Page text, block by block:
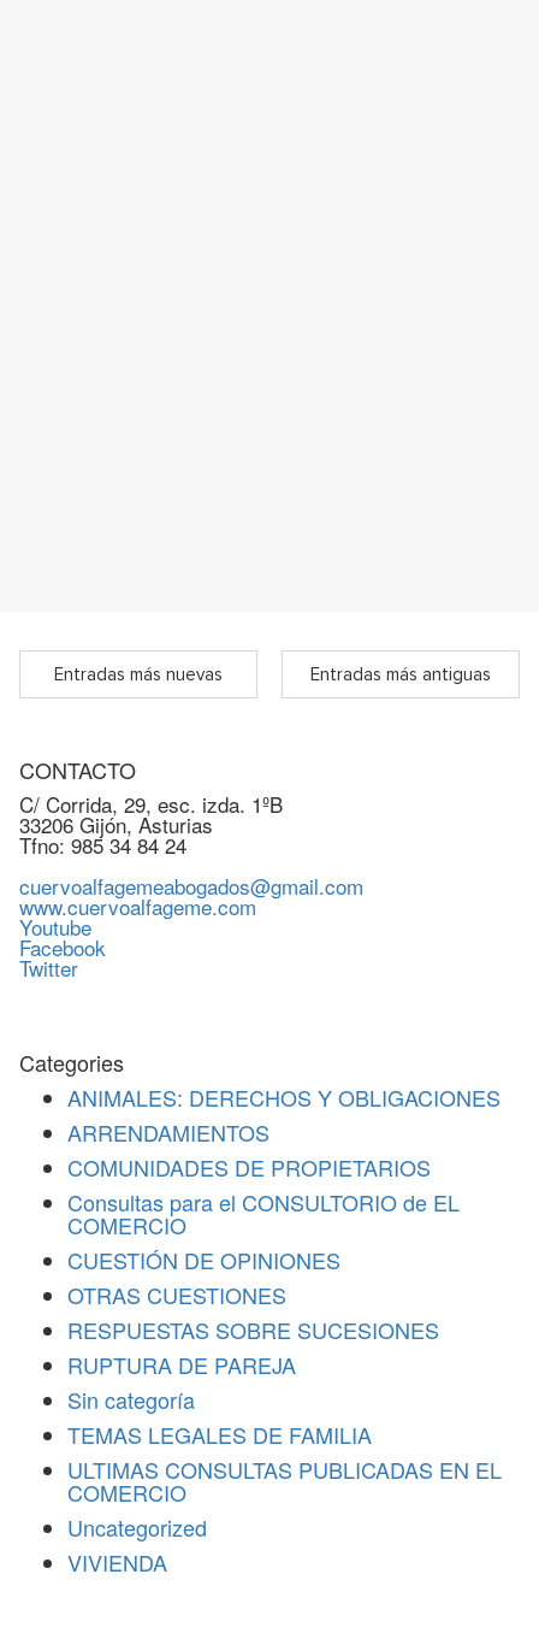
Entradas más nuevas Entradas más antiguas
CONTACTO
C/ Corrida, 29, esc. izda. 1ºB
33206 Gijón, Asturias
Tfno: 985 34 84 24
cuervoalfagemeabogados@gmail.com
www.cuervoalfageme.com
Youtube
Facebook
Twitter
Categories
ANIMALES: DERECHOS Y OBLIGACIONES
ARRENDAMIENTOS
COMUNIDADES DE PROPIETARIOS
Consultas para el CONSULTORIO de EL
COMERCIO
CUESTIÓN DE OPINIONES
OTRAS CUESTIONES
RESPUESTAS SOBRE SUCESIONES
RUPTURA DE PAREJA
Sin categoría
TEMAS LEGALES DE FAMILIA
ULTIMAS CONSULTAS PUBLICADAS EN EL
COMERCIO
Uncategorized
VIVIENDA